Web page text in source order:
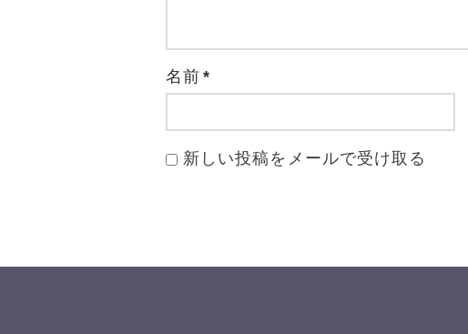
名前*
新しい投稿をメールで受け取る